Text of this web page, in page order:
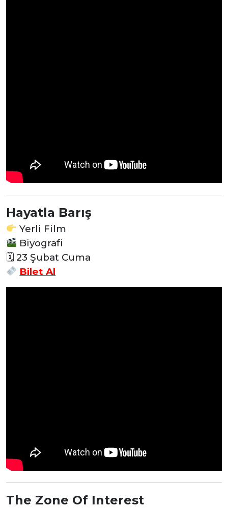
Hayatla Barış
Yerli Film
Biyografi
🗓 23 Şubat Cuma
Bilet Al
The Zone Of Interest